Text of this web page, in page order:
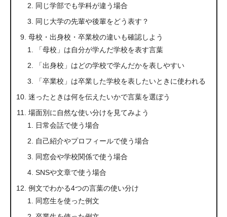
同じ学部でも学科が違う場合
同じ大学の先輩や後輩をどう表す？
母校・出身校・卒業校の違いも確認しよう
「母校」は自分が学んだ学校を表す言葉
「出身校」はどの学校で学んだかを表しやすい
「卒業校」は卒業した学校を表したいときに使われる
迷ったときは何を伝えたいかで言葉を選ぼう
場面別に自然な使い分けを見てみよう
日常会話で使う場合
自己紹介やプロフィールで使う場合
同窓会や学校関係で使う場合
SNSや文章で使う場合
例文でわかる4つの言葉の使い分け
同窓生を使った例文